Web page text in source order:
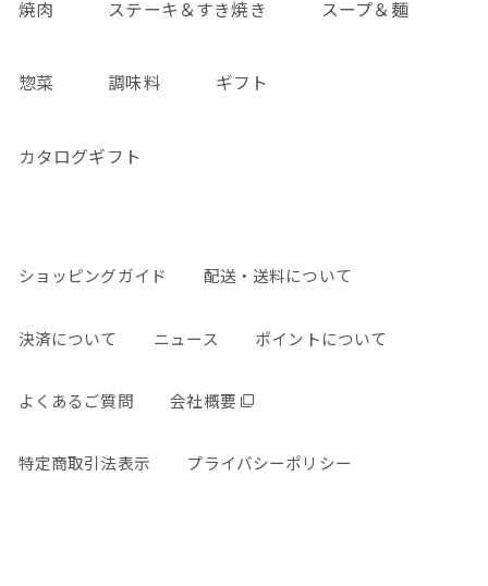
焼肉 ステーキ＆すき焼き スープ＆麺
惣菜 調味料 ギフト
カタログギフト
ショッピングガイド 配送・送料について
決済について ニュース ポイントについて
よくあるご質問 会社概要
特定商取引法表示 プライバシーポリシー